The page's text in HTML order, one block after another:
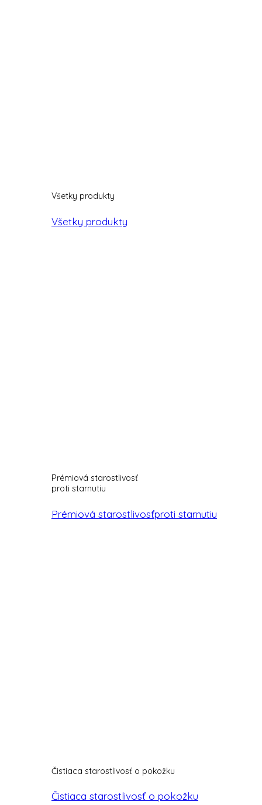
Všetky produkty
Všetky produkty
Prémiová starostlivosť
proti starnutiu
Prémiová starostlivosťproti starnutiu
Čistiaca starostlivosť o pokožku
Čistiaca starostlivosť o pokožku